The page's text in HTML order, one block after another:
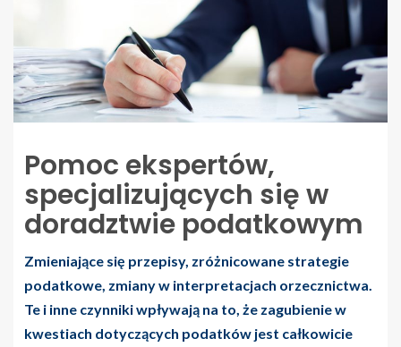
Pomoc ekspertów,
specjalizujących się w
doradztwie podatkowym
Zmieniające się przepisy, zróżnicowane strategie
podatkowe, zmiany w interpretacjach orzecznictwa.
Te i inne czynniki wpływają na to, że zagubienie w
kwestiach dotyczących podatków jest całkowicie